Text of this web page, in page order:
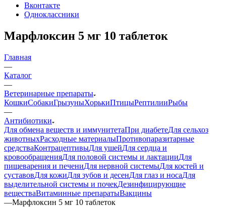
Вконтакте
Одноклассники
Марфлоксин 5 мг 10 таблеток
Главная
—
Каталог
—
Ветеринарные препараты
КошкиСобакиГрызуныХорькиПтицыРептилииРыбы
—
Антибиотики
Для обмена веществ и иммунитетаПри диабетеДля сельхоз
животныхРасходные материалыПротивопаразитарные
средстваКонтрацептивыДля ушейДля сердца и
кровообращенияДля половой системы и лактацииДля
пищеварения и печениДля нервной системыДля костей и
суставовДля кожиДля зубов и десенДля глаз и носаДля
выделительной системы и почекДезинфицирующие
веществаВитаминные препаратыВакцины
—Марфлоксин 5 мг 10 таблеток